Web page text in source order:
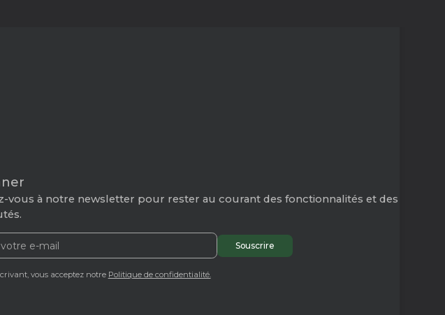
vous à notre newsletter pour rester au courant des fonctionnalités et des
vous acceptez notre Politique de confidentialité.